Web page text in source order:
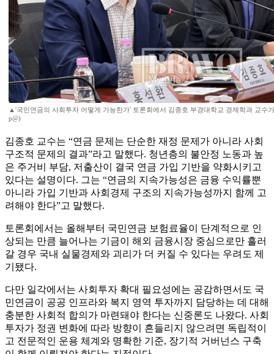
▲'국민연금의 사회투자 어떻게 가능한가' 토론회에서 김종호 부경대학교 경제학과 교수
p@)
김종호 교수는 “연금 문제는 단순한 재정 문제가 아니라 사회
구조적 문제의 결과”라고 말했다. 청년층의 불안정 노동과 높
은 주거비 부담, 저출산이 결국 연금 가입 기반을 약화시키고
있다는 설명이다. 그는 “연금의 지속가능성은 금융 수익률뿐
아니라 가입 기반과 사회경제 구조의 지속가능성까지 함께 고
려해야 한다”고 말했다.
토론회에서는 올해부터 국민연금 보험료율이 단계적으로 인
상되는 만큼 늘어나는 기금이 해외 금융시장 중심으로만 흘러
갈 경우 국내 실물경제와 괴리가 더 커질 수 있다는 우려도 제
기됐다.
다만 일각에서는 사회투자 확대 필요성에는 공감하면서도 국
민연금이 공공 인프라와 복지 영역 투자까지 담당하는 데 대해
충분한 사회적 합의가 마련돼야 한다는 신중론도 나왔다. 사회
투자가 정권 변화에 따라 방향이 흔들리지 않으려면 독립적이
고 전문적인 운용 체계와 명확한 기준, 장기적 거버넌스 구축